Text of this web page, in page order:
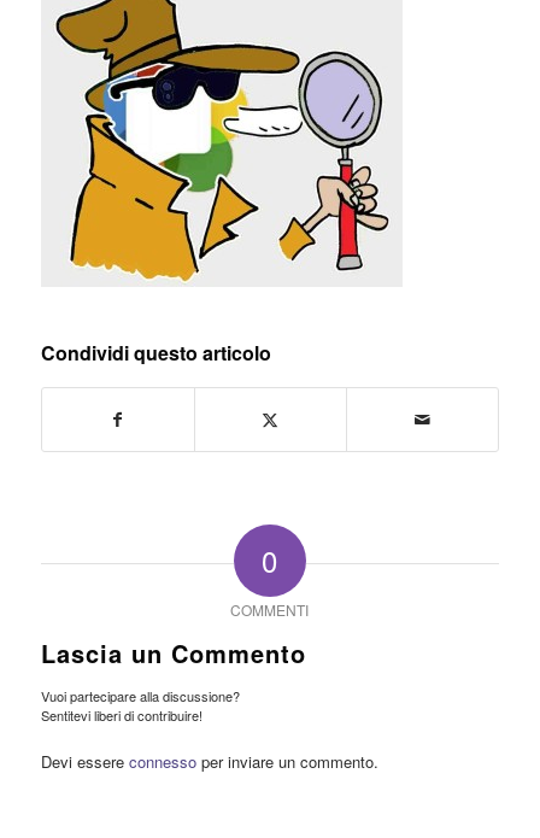
Condividi questo articolo
0
COMMENTI
Lascia un Commento
Vuoi partecipare alla discussione?
Sentitevi liberi di contribuire!
Devi essere connessoper inviare un commento.